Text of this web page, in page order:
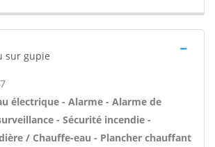
sur gupie
électrique - Alarme - Alarme de
- Sécurité incendie -
/ Chauffe-eau - Plancher chauffant